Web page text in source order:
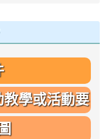
學或活動要